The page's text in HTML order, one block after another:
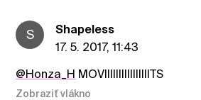
S
ShapeIess
17. 5. 2017, 11:43
@Honza_H MOVIIIIIIIIIIIIIIIITS
Zobraziť vlákno